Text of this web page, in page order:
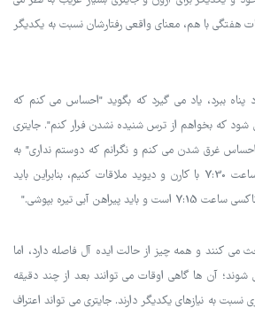
هفتگی با هم، معنای واقعی رفتارشان نسبت به یکدیگر
پناه ببرد، یاد می گیرد که بگوید "احساس می کنم که
که بخواهم از ترس شنیده نشدن فرار کنم". جایتری
غرق شدن می کنم و نگرانم که دوستم نداری" به
جای اینکه بگوید "قرار است ساعت 7:30 با کارن و دیوید ملاقات کنیم، بنابراین باید
کنند و همه چیز از حالت ایده آل فاصله دارد، اما
آن ها گاهی اوقات می توانند بعد از چند دقیقه
به نیازهای یکدیگر دارند. جایتری می تواند اعتراف